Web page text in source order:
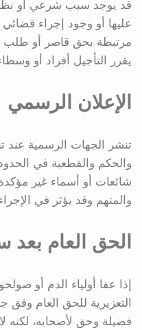
قد يوجد سبب شرعي أو
عليها أو وجود إجراء
مرتبطة بحق قاصر أو
يقرر التأجيل أفراد أو
الإعلان الرسمي
تنشر الجهات الرسمية عند
والحكم والقطعية في
شائعات أو أسماء غير
والمتهم وقد يؤثر في
الحق العام
إذا عفا أولياء الدم أو
التعزيرية للحق العام
فضيلة وحق لأصحابه، لكنه